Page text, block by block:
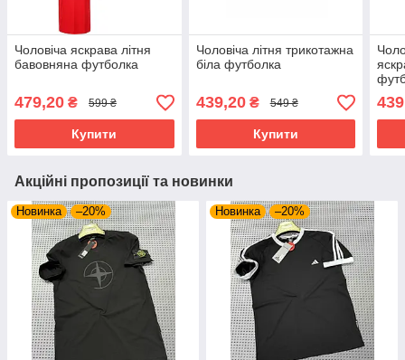
Чоловіча яскрава літня
бавовняна футболка
479,20 ₴ 599 ₴
Купити
Чоловіча літня трикотажна
біла футболка
439,20₴ 549 ₴
Купити
Акційні пропозиції та новинки
Новинка –20% Новинка –20%